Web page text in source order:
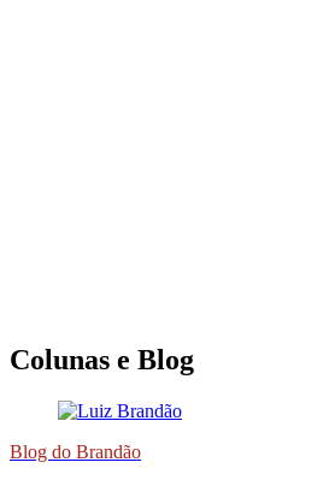
Colunas e Blog
Blog do Brandão